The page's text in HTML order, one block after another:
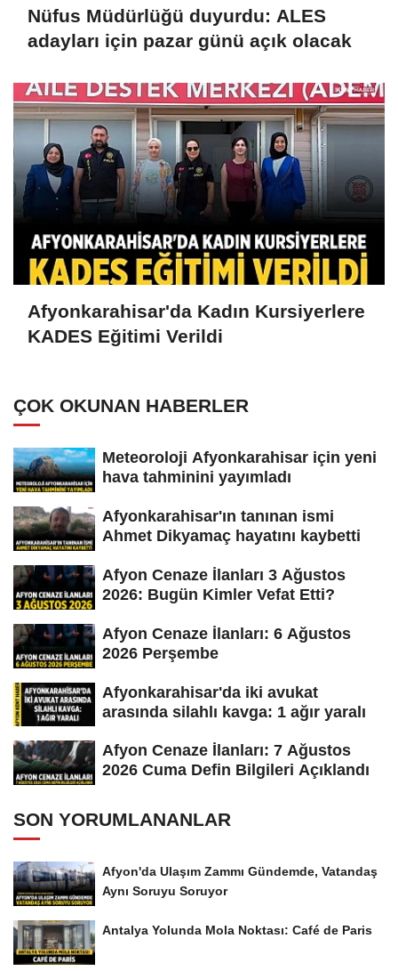
Nüfus Müdürlüğü duyurdu: ALES
adayları için pazar günü açık olacak
Afyonkarahisar'da Kadın Kursiyerlere
KADES Eğitimi Verildi
ÇOK OKUNAN HABERLER
Meteoroloji Afyonkarahisar için yeni
hava tahminini yayımladı
Afyonkarahisar'ın tanınan ismi
Ahmet Dikyamaç hayatını kaybetti
Afyon Cenaze İlanları 3 Ağustos
2026: Bugün Kimler Vefat Etti?
Afyon Cenaze İlanları: 6 Ağustos
2026 Perşembe
Afyonkarahisar'da iki avukat
arasında silahlı kavga: 1 ağır yaralı
Afyon Cenaze İlanları: 7 Ağustos
2026 Cuma Defin Bilgileri Açıklandı
SON YORUMLANANLAR
Afyon'da Ulaşım Zammı Gündemde, Vatandaş
Aynı Soruyu Soruyor
Antalya Yolunda Mola Noktası: Café de Paris